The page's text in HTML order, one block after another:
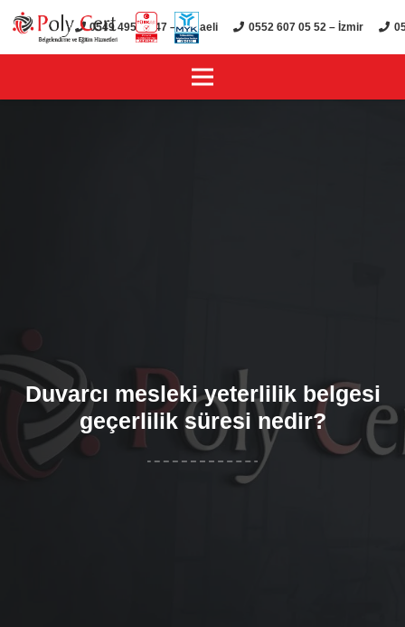
0549 495 01 47 – Kocaeli 0552 607 05 52 – İzmir
Duvarcı mesleki yeterlilik belgesi
geçerlilik süresi nedir?